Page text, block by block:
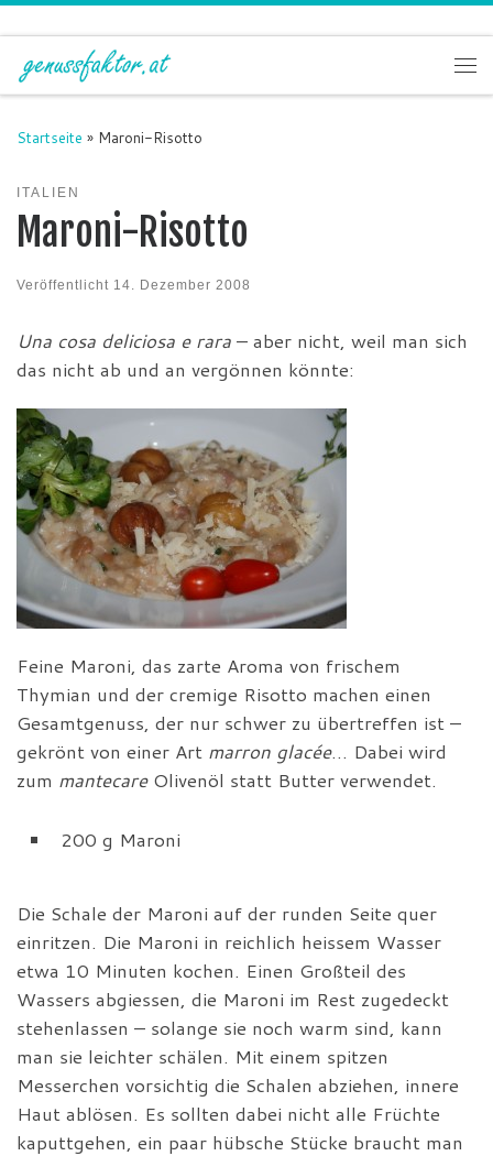
Zum Inhalt springen
Startseite » Maroni-Risotto
ITALIEN
Maroni-Risotto
Veröffentlicht 14. Dezember 2008
Una cosa deliciosa e rara – aber nicht, weil man sich
das nicht ab und an vergönnen könnte:
Feine Maroni, das zarte Aroma von frischem
Thymian und der cremige Risotto machen einen
Gesamtgenuss, der nur schwer zu übertreffen ist –
gekrönt von einer Art marron glacée… Dabei wird
zum mantecareOlivenöl statt Butter verwendet.
200 g Maroni
Die Schale der Maroni auf der runden Seite quer
einritzen. Die Maroni in reichlich heissem Wasser
etwa 10 Minuten kochen. Einen Großteil des
Wassers abgiessen, die Maroni im Rest zugedeckt
stehenlassen – solange sie noch warm sind, kann
man sie leichter schälen. Mit einem spitzen
Messerchen vorsichtig die Schalen abziehen, innere
Haut ablösen. Es sollten dabei nicht alle Früchte
kaputtgehen, ein paar hübsche Stücke braucht man